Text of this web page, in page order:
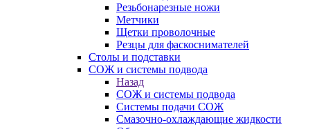
Резьбонарезные ножи
Метчики
Щетки проволочные
Резцы для фаскоснимателей
Столы и подставки
СОЖ и системы подвода
Назад
СОЖ и системы подвода
Системы подачи СОЖ
Смазочно-охлаждающие жидкости